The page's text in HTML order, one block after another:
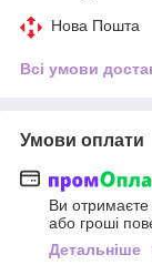
Нова Пошта
Всі умови
Умови оплати
Ви
або гроші
Детальніше